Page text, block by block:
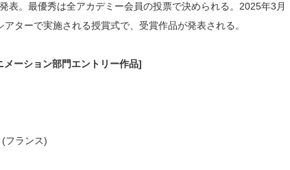
。最優秀は全アカデミー会員の投票で決められる。2025年3月
ターで実施される授賞式で、受賞作品が発表される。
ーション部門エントリー作品]
(フランス)